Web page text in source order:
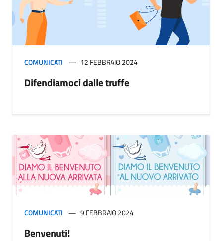
COMUNICATI 12 FEBBRAIO 2024
Difendiamoci dalle truffe
COMUNICATI 9 FEBBRAIO 2024
Benvenuti!